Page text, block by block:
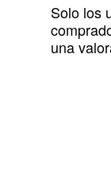
Solo los
una